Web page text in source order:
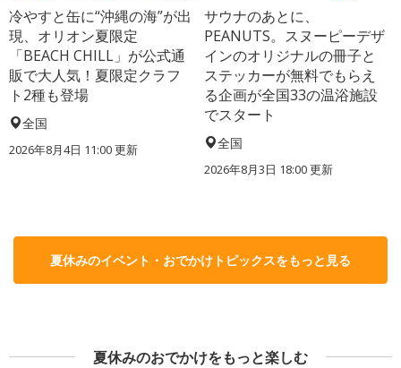
冷やすと缶に“沖縄の海”が出
現、オリオン夏限定
「BEACH CHILL」が公式通
販で大人気！夏限定クラフ
ト2種も登場
全国
2026年8月4日 11:00更新
サウナのあとに、
PEANUTS。スヌーピーデザ
インのオリジナルの冊子と
ステッカーが無料でもらえ
る企画が全国33の温浴施設
でスタート
全国
2026年8月3日 18:00更新
夏休みのイベント・おでかけトピックスをもっと見る
夏休みのおでかけをもっと楽しむ